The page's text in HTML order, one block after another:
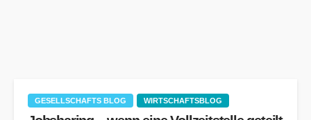
GESELLSCHAFTS BLOG WIRTSCHAFTSBLOG